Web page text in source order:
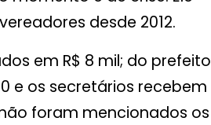
desde 2012.
em R$ 8 mil; do prefeito
e os secretários recebem
foram mencionados os